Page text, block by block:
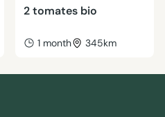
2 tomates bio
1 month 345km